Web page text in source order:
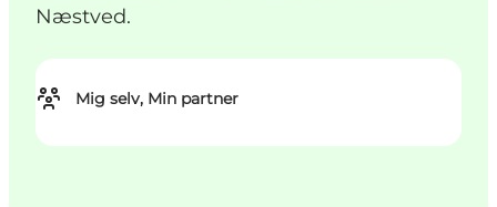
Næstved.
Mig selv, Min partner